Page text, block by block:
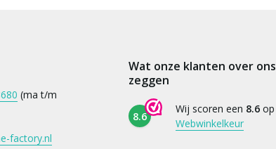
(ma t/m
factory.nl
Wat onze klanten over ons
zeggen
8.6
Wij scoren een 8.6 op
Webwinkelkeur